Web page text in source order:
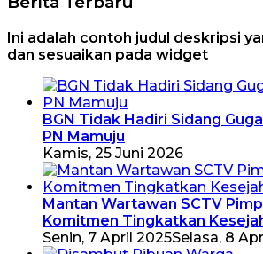
Ini adalah contoh judul deskripsi
dan sesuaikan pada widget
BGN Tidak Hadiri Sidang
PN Mamuju
Kamis, 25 Juni 2026
Mantan Wartawan SCTV
Komitmen Tingkatkan
Senin, 7 April 2025Selasa, 8